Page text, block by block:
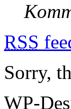
RSS
Sorry,
WP-